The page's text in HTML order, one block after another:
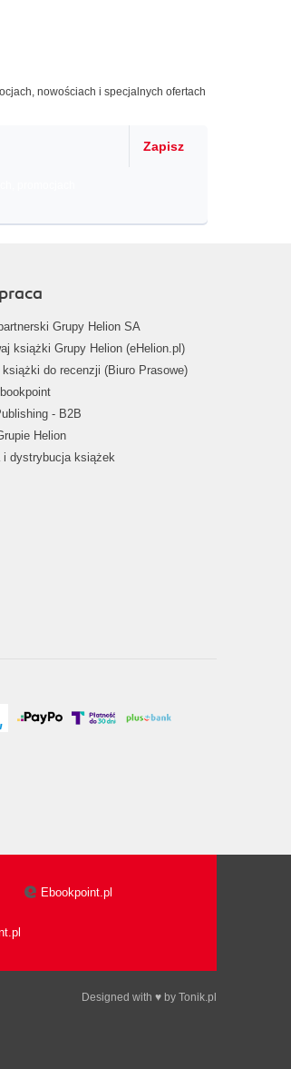
nowościach i specjalnych ofertach
Zapisz
Grupy Helion SA
książki Grupy Helion (eHelion.pl)
książki do recenzji (Biuro Prasowe)
- B2B
Helion
i dystrybucja książek
Ebookpoint.pl
Designed with ♥ by Tonik.pl